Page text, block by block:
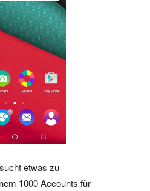
etwas zu
1000 Accounts für